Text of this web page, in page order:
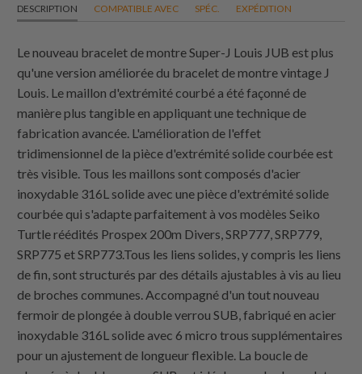
DESCRIPTION COMPATIBLE AVEC SPÉC. EXPÉDITION
Le nouveau bracelet de montre Super-J Louis JUB est plus
qu'une version améliorée du bracelet de montre vintage J
Louis. Le maillon d'extrémité courbé a été façonné de
manière plus tangible en appliquant une technique de
fabrication avancée. L'amélioration de l'effet
tridimensionnel de la pièce d'extrémité solide courbée est
très visible. Tous les maillons sont composés d'acier
inoxydable 316L solide avec une pièce d'extrémité solide
courbée qui s'adapte parfaitement à vos modèles Seiko
Turtle réédités Prospex 200m Divers, SRP777, SRP779,
SRP775 et SRP773.Tous les liens solides, y compris les liens
de fin, sont structurés par des détails ajustables à vis au lieu
de broches communes. Accompagné d'un tout nouveau
fermoir de plongée à double verrou SUB, fabriqué en acier
inoxydable 316L solide avec 6 micro trous supplémentaires
pour un ajustement de longueur flexible. La boucle de